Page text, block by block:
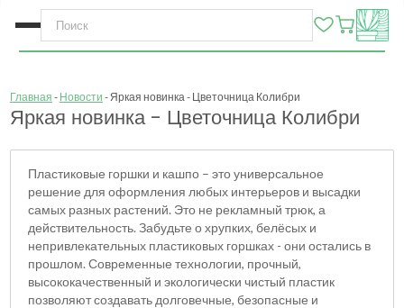
Главная Новости Яркая новинка - Цветочница Колибри
Яркая новинка - Цветочница Колибри
Пластиковые горшки и кашпо – это универсальное
решение для оформления любых интерьеров и высадки
самых разных растений. Это не рекламный трюк, а
действительность. Забудьте о хрупких, белёсых и
непривлекательных пластиковых горшках - они остались в
прошлом. Современные технологии, прочный,
высококачественный и экологически чистый пластик
позволяют создавать долговечные, безопасные и